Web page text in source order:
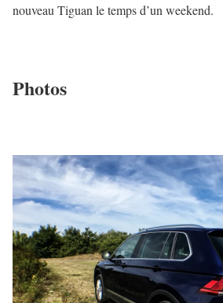
nouveau Tiguan le temps d’un weekend.
Photos